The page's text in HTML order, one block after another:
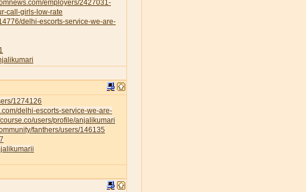
employers/2427031-
call-girls-low-rate
delhi-escorts-service-we-are-
1274126
delhi-escorts-service-we-are-
users/profile/anjalikumari
fanthers/users/146135